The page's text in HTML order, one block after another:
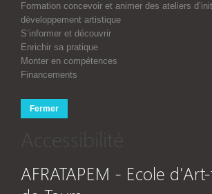
Formation concevoir et animer des ateliers
développement artistique
S’informer et découvrir
Enrichir sa pratique
Monter en compétences
Financements
Fermer
Accessibilité
AFRATAPEM - Ecole